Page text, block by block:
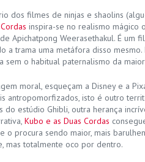
dos filmes de ninjas e shaolins
inspira-se no realismo mágico
Apichatpong Weerasethakul. É um
a trama uma metáfora disso
sem o habitual paternalismo da
moral, esqueçam a Disney e a
antropomorfizados, isto é outro
do estúdio Ghibli, outra herança
Kubo e as Duas Cordas
o procura sendo maior, mais
mas totalmente oco por dentro.